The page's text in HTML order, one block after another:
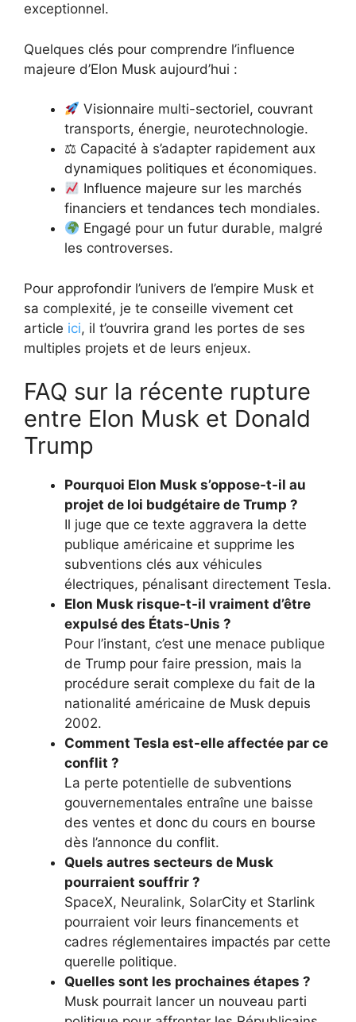
exceptionnel.
Quelques clés pour comprendre l’influence
majeure d’Elon Musk aujourd’hui :
Visionnaire multi-sectoriel, couvrant
transports, énergie, neurotechnologie.
⚖ Capacité à s’adapter rapidement aux
dynamiques politiques et économiques.
Influence majeure sur les marchés
financiers et tendances tech mondiales.
Engagé pour un futur durable, malgré
les controverses.
Pour approfondir l’univers de l’empire Musk et
sa complexité, je te conseille vivement cet
article ici, il t’ouvrira grand les portes de ses
multiples projets et de leurs enjeux.
FAQ sur la récente rupture
entre Elon Musk et Donald
Trump
Pourquoi Elon Musk s’oppose-t-il au
projet de loi budgétaire de Trump ?
Il juge que ce texte aggravera la dette
publique américaine et supprime les
subventions clés aux véhicules
électriques, pénalisant directement Tesla.
Elon Musk risque-t-il vraiment d’être
expulsé des États-Unis ?
Pour l’instant, c’est une menace publique
de Trump pour faire pression, mais la
procédure serait complexe du fait de la
nationalité américaine de Musk depuis
2002.
Comment Tesla est-elle affectée par ce
conflit ?
La perte potentielle de subventions
gouvernementales entraîne une baisse
des ventes et donc du cours en bourse
dès l’annonce du conflit.
Quels autres secteurs de Musk
pourraient souffrir ?
SpaceX, Neuralink, SolarCity et Starlink
pourraient voir leurs financements et
cadres réglementaires impactés par cette
querelle politique.
Quelles sont les prochaines étapes ?
Musk pourrait lancer un nouveau parti